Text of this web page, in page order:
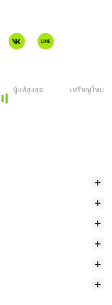
เตคตั้งแต่เริ่มก่อตั้งในปี 2016 ซึ่ง
พื่อการอ้างอิงเท่านั้น.
ผู้แพ้สูงสุด เหรียญใหม่